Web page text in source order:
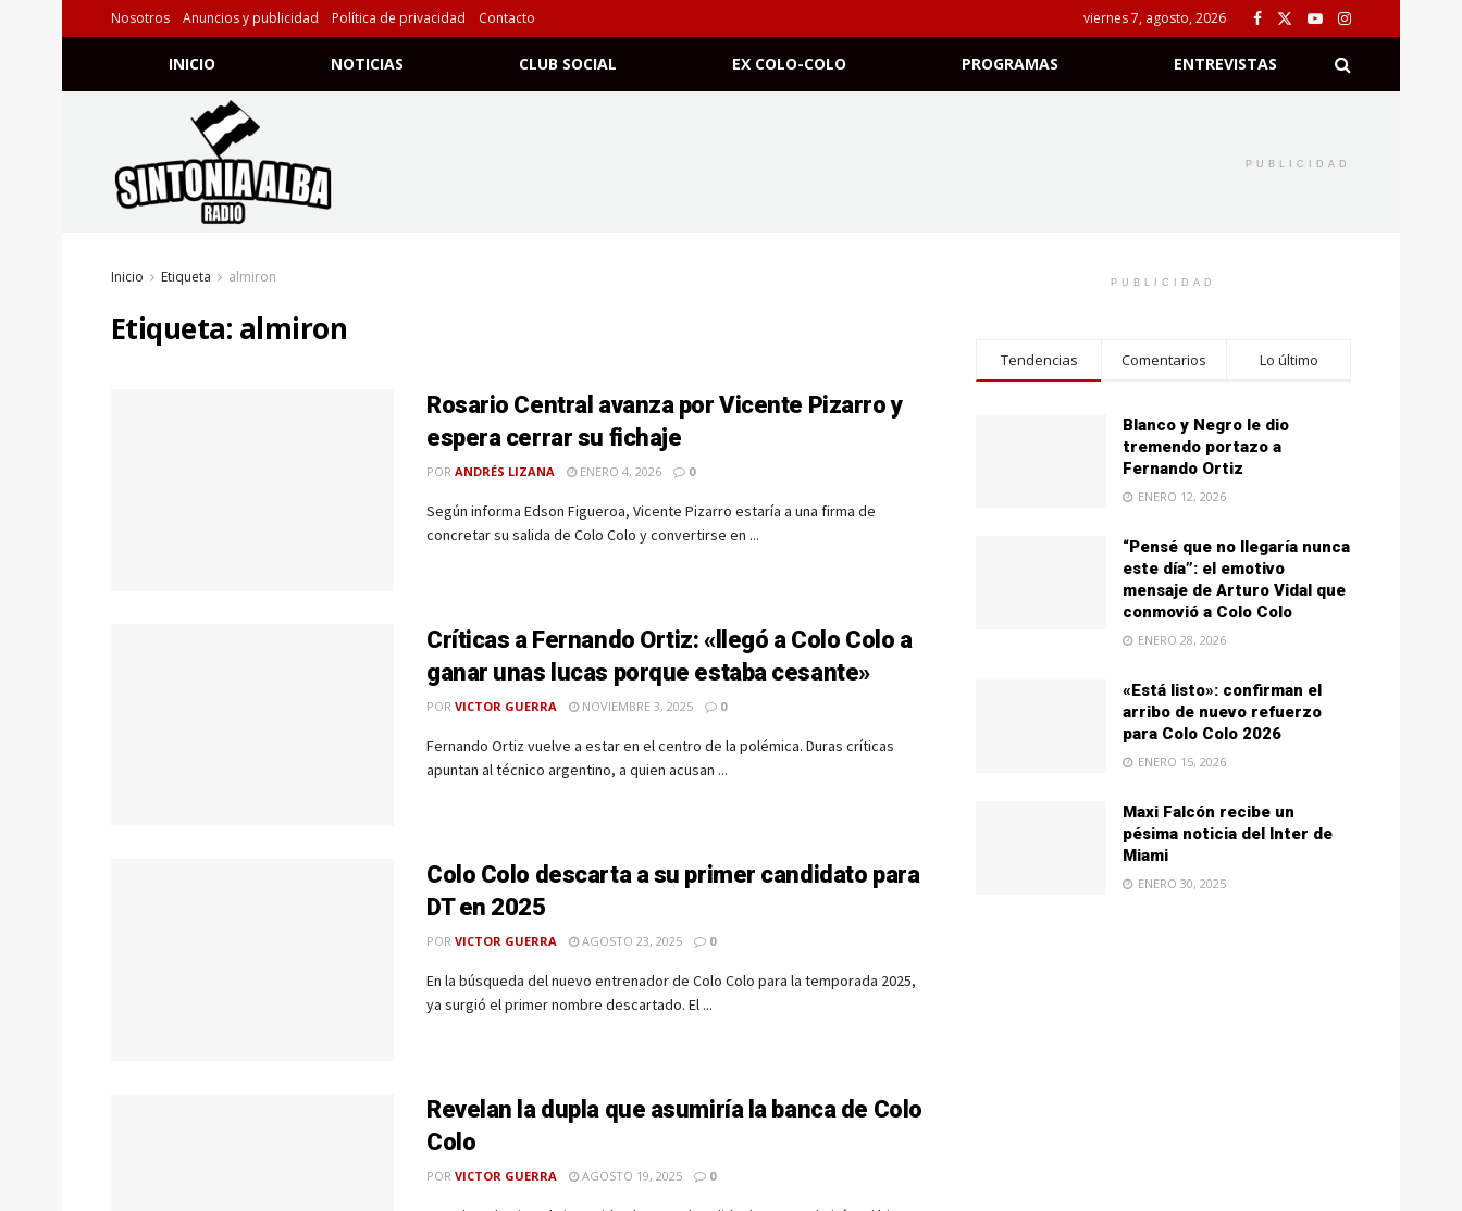
Nosotros Anuncios y publicidad Política de privacidad Contacto viernes 7, agosto, 2026
INICIO NOTICIAS CLUB SOCIAL EX COLO-COLO PROGRAMAS ENTREVISTAS
PUBLICIDAD
Inicio Etiqueta almiron
Etiqueta: almiron
Rosario Central avanza por Vicente Pizarro y
espera cerrar su fichaje
POR ANDRÉS LIZANA ENERO 4, 2026 0
Según informa Edson Figueroa, Vicente Pizarro estaría a una firma de
concretar su salida de Colo Colo y convertirse en ...
Críticas a Fernando Ortiz: «llegó a Colo Colo a
ganar unas lucas porque estaba cesante»
POR VICTOR GUERRA NOVIEMBRE 3, 2025 0
Fernando Ortiz vuelve a estar en el centro de la polémica. Duras críticas
apuntan al técnico argentino, a quien acusan ...
Colo Colo descarta a su primer candidato para
DT en 2025
POR VICTOR GUERRA AGOSTO 23, 2025 0
En la búsqueda del nuevo entrenador de Colo Colo para la temporada 2025,
ya surgió el primer nombre descartado. El ...
Revelan la dupla que asumiría la banca de Colo
Colo
POR VICTOR GUERRA AGOSTO 19, 2025 0
PUBLICIDAD
Tendencias Comentarios Lo último
Blanco y Negro le dio
tremendo portazo a
Fernando Ortiz
ENERO 12, 2026
“Pensé que no llegaría nunca
este día”: el emotivo
mensaje de Arturo Vidal que
conmovió a Colo Colo
ENERO 28, 2026
«Está listo»: confirman el
arribo de nuevo refuerzo
para Colo Colo 2026
ENERO 15, 2026
Maxi Falcón recibe un
pésima noticia del Inter de
Miami
ENERO 30, 2025